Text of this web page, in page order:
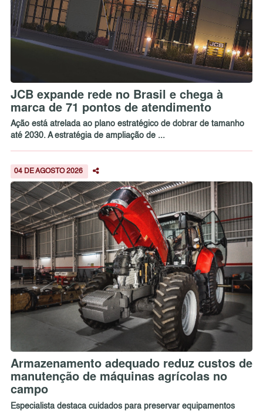
JCB expande rede no Brasil e chega à
marca de 71 pontos de atendimento
Ação está atrelada ao plano estratégico de dobrar de tamanho
até 2030. A estratégia de ampliação de ...
04 DE AGOSTO 2026
Armazenamento adequado reduz custos de
manutenção de máquinas agrícolas no
campo
Especialista destaca cuidados para preservar equipamentos